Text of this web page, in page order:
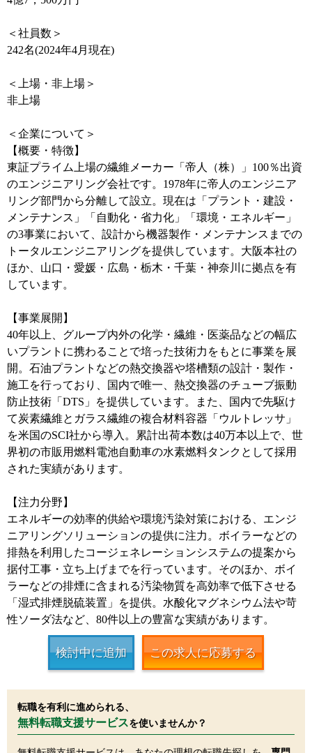
＜社員数＞
242名(2024年4月現在)
＜上場・非上場＞
非上場
＜企業について＞
【概要・特徴】
東証プライム上場の繊維メーカー「帝人（株）」100％出資
のエンジニアリング会社です。1978年に帝人のエンジニア
リング部門から分離して設立。現在は「プラント・建設・
メンテナンス」「自動化・省力化」「環境・エネルギー」
の3事業において、設計から機器製作・メンテナンスまでの
トータルエンジニアリングを提供しています。大阪本社の
ほか、山口・愛媛・広島・栃木・千葉・神奈川に拠点を有
しています。
【事業展開】
40年以上、グループ内外の化学・繊維・医薬品などの幅広
いプラントに携わることで培った技術力をもとに事業を展
開。石油プラントなどの熱交換器や塔槽類の設計・製作・
施工を行っており、国内で唯一、熱交換器のチューブ振動
防止技術「DTS」を提供しています。また、国内で先駆け
て炭素繊維とガラス繊維の複合材料容器「ウルトレッサ」
を米国のSCI社から導入。累計出荷本数は40万本以上で、世
界初の市販用燃料電池自動車の水素燃料タンクとして採用
された実績があります。
【注力分野】
エネルギーの効率的供給や環境汚染対策における、エンジ
ニアリングソリューションの提供に注力。ボイラーなどの
排熱を利用したコージェネレーションシステムの提案から
据付工事・立ち上げまでを行っています。そのほか、ボイ
ラーなどの排煙に含まれる汚染物質を高効率で低下させる
「湿式排煙脱硫装置」を提供。水酸化マグネシウム法や苛
性ソーダ法など、80件以上の豊富な実績があります。
検討中に追加 この求人に応募する
転職を有利に進められる、
無料転職支援サービスを使いませんか？